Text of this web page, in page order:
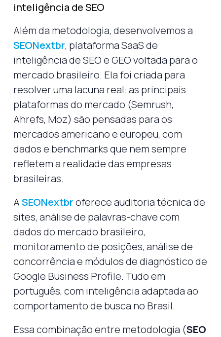
inteligência de SEO
Além da metodologia, desenvolvemos a
SEONextbr, plataforma SaaS de
inteligência de SEO e GEO voltada para o
mercado brasileiro. Ela foi criada para
resolver uma lacuna real: as principais
plataformas do mercado (Semrush,
Ahrefs, Moz) são pensadas para os
mercados americano e europeu, com
dados e benchmarks que nem sempre
refletem a realidade das empresas
brasileiras.
ASEONextbroferece auditoria técnica de
sites, análise de palavras-chave com
dados do mercado brasileiro,
monitoramento de posições, análise de
concorrência e módulos de diagnóstico de
Google Business Profile. Tudo em
português, com inteligência adaptada ao
comportamento de busca no Brasil.
Essa combinação entre metodologia (SEO